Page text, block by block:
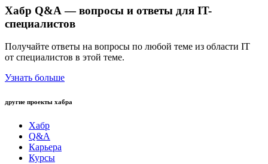
Хабр Q&A — вопросы и ответы для IT-
специалистов
Получайте ответы на вопросы по любой теме из области IT
от специалистов в этой теме.
Узнать больше
другие проекты хабра
Хабр
Q&A
Карьера
Курсы